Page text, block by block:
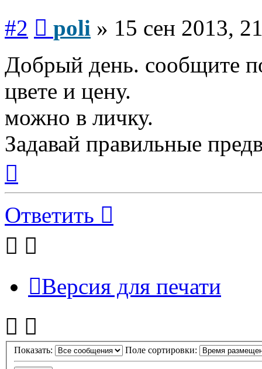
#2 poli » 15 сен 2013,
Добрый день. сообщите
цвете и цену.
можно в личку.
Задавай правильные
началу
Ответить
Версия для печати
Показать: Поле сортировки: